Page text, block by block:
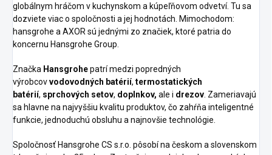
globálnym hráčom v kuchynskom a kúpeľňovom odvetví. Tu sa
dozviete viac o spoločnosti a jej hodnotách. Mimochodom:
hansgrohe a AXOR sú jednými zo značiek, ktoré patria do
koncernu Hansgrohe Group.
Značka Hansgrohepatrí medzi popredných
výrobcovvodovodných batérií, termostatických
batérií, sprchových setov, doplnkov, ale i drezov . Zameriavajú
sa hlavne na najvyššiu kvalitu produktov, čo zahŕňa inteligentné
funkcie, jednoduchú obsluhu a najnovšie technológie.
Spoločnosť Hansgrohe CS s.r.o. pôsobí na českom a slovenskom